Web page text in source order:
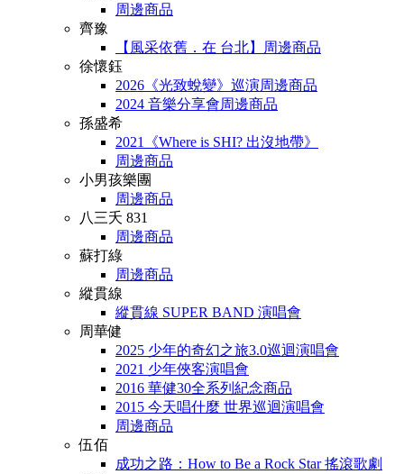
周邊商品
齊豫
【風采依舊．在 台北】周邊商品
徐懷鈺
2026《光致蛻變》巡演周邊商品
2024 音樂分享會周邊商品
孫盛希
2021《Where is SHI? 出沒地帶》
周邊商品
小男孩樂團
周邊商品
八三夭 831
周邊商品
蘇打綠
周邊商品
縱貫線
縱貫線 SUPER BAND 演唱會
周華健
2025 少年的奇幻之旅3.0巡迴演唱會
2021 少年俠客演唱會
2016 華健30全系列紀念商品
2015 今天唱什麼 世界巡迴演唱會
周邊商品
伍佰
成功之路：How to Be a Rock Star 搖滾歌劇